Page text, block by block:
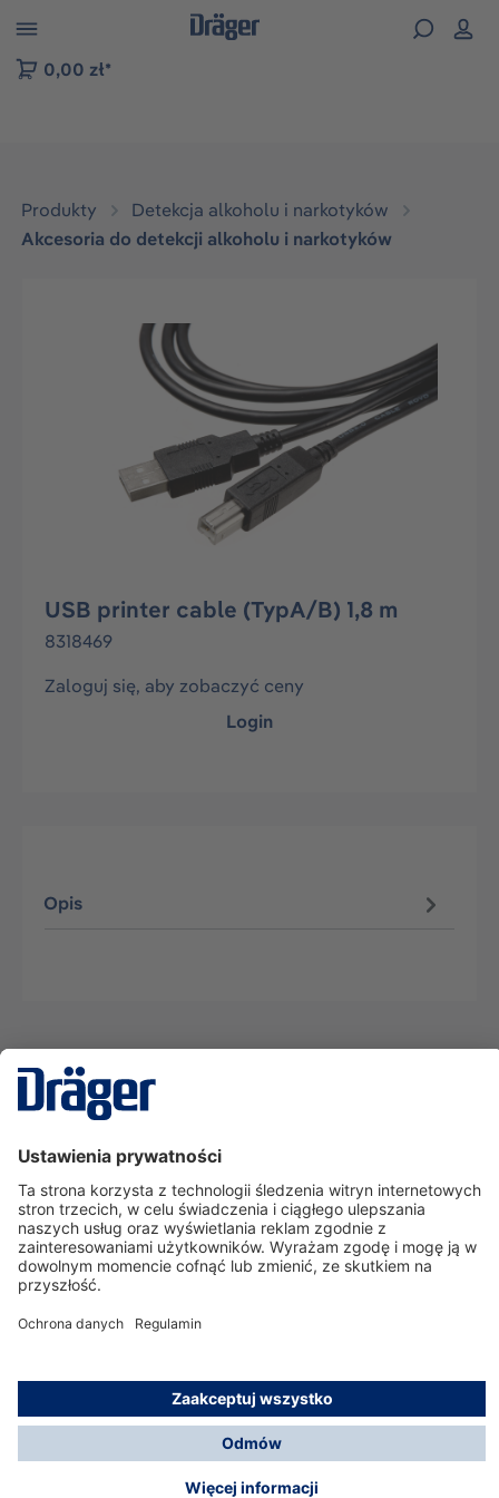
do nawigacji na platformie B2B
0,00 zł*
Produkty
Detekcja alkoholu i narkotyków
Akcesoria do detekcji alkoholu i narkotyków
Pomiń galerię zdjęć
USB printer cable (TypA/B) 1,8 m
8318469
Zaloguj się, aby zobaczyć ceny
Login
Opis
Serwisowa linia hotline
O nas
Korzystanie ze sklepu
© Dräger Polska Sp. z o.o., 2025
*Wszystkie ceny bez VAT, na warunkach opisanych w